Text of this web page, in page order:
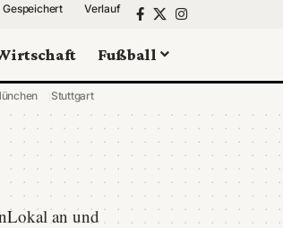
Gespeichert Verlauf
Fußball
Stuttgart
an und